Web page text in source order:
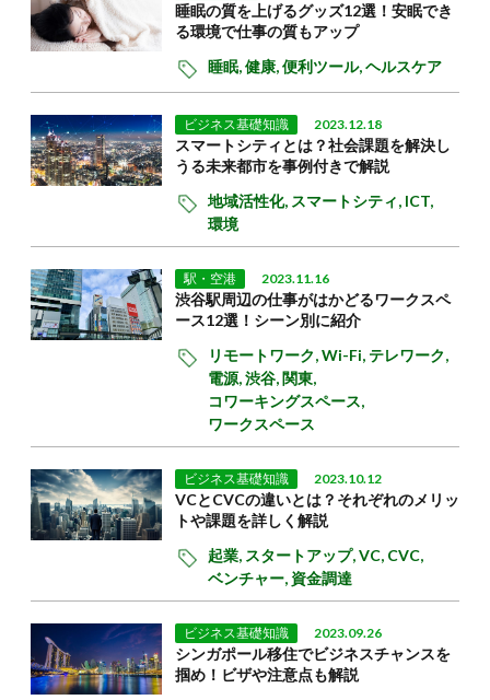
睡眠の質を上げるグッズ12選！安眠でき
る環境で仕事の質もアップ
睡眠,健康,便利ツール,ヘルスケア
ビジネス基礎知識 2023.12.18
スマートシティとは？社会課題を解決し
うる未来都市を事例付きで解説
地域活性化, スマートシティ, ICT,
環境
駅・空港 2023.11.16
渋谷駅周辺の仕事がはかどるワークスペ
ース12選！シーン別に紹介
リモートワーク,Wi-Fi, テレワーク,
電源,渋谷,関東,
コワーキングスペース,
ワークスペース
ビジネス基礎知識 2023.10.12
VCとCVCの違いとは？それぞれのメリッ
トや課題を詳しく解説
起業, スタートアップ,VC, CVC,
ベンチャー, 資金調達
ビジネス基礎知識 2023.09.26
シンガポール移住でビジネスチャンスを
掴め！ビザや注意点も解説